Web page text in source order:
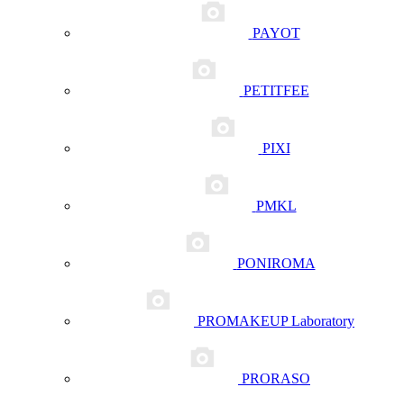
PAYOT
PETITFEE
PIXI
PMKL
PONIROMA
PROMAKEUP Laboratory
PRORASO